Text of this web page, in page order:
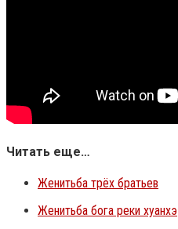
Читать еще…
Женитьба трёх братьев
Женитьба бога реки хуанхэ